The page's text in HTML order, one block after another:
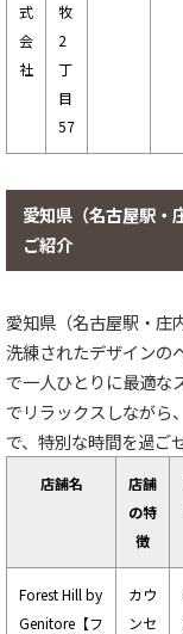
式
会
社
牧
2
丁
目
57
愛知県（名古屋駅・
ご紹介
愛知県（名古屋駅・庄
洗練されたデザインの
で一人ひとりに最適な
でリラックスしながら
で、特別な時間を過ご
店舗名
店舗
の特
徴
Forest Hill by
Genitore【フ
カウ
ンセ